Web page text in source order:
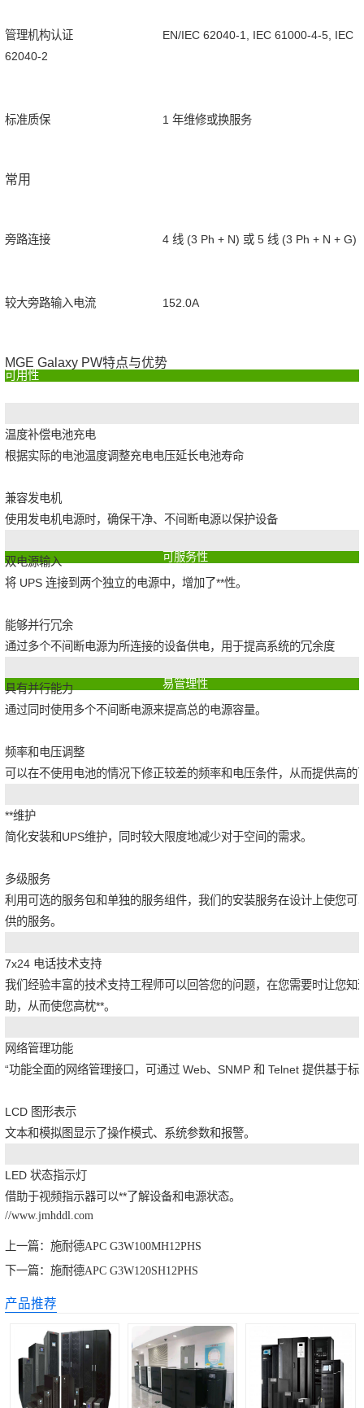
管理机构认证
EN/IEC 62040-1, IEC 61000-4-5, IEC
62040-2
标准质保 1 年维修或换服务
常用
旁路连接 4 线 (3 Ph + N) 或 5 线 (3 Ph + N + G)
较大旁路输入电流 152.0A
MGE Galaxy PW特点与优势
可用性
温度补偿电池充电
根据实际的电池温度调整充电电压延长电池寿命
兼容发电机
使用发电机电源时，确保干净、不间断电源以保护设备
双电源输入
将 UPS 连接到两个独立的电源中，增加了**性。
能够并行冗余
通过多个不间断电源为所连接的设备供电，用于提高系统的冗余度
具有并行能力
通过同时使用多个不间断电源来提高总的电源容量。
频率和电压调整
可以在不使用电池的情况下修正较差的频率和电压条件，从而提供高的
可服务性
**维护
简化安装和UPS维护，同时较大限度地减少对于空间的需求。
多级服务
利用可选的服务包和单独的服务组件，我们的安装服务在设计上使您可
供的服务。
7x24 电话技术支持
我们经验丰富的技术支持工程师可以回答您的问题，在您需要时让您知
助，从而使您高枕**。
易管理性
网络管理功能
“功能全面的网络管理接口，可通过 Web、SNMP 和 Telnet 提供基于标
LCD 图形表示
文本和模拟图显示了操作模式、系统参数和报警。
LED 状态指示灯
借助于视频指示器可以**了解设备和电源状态。
//www.jmhddl.com
上一篇： 施耐德APC G3W100MH12PHS
下一篇： 施耐德APC G3W120SH12PHS
产品推荐